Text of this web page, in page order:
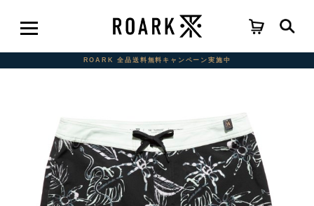
ROARK 全品送料無料キャンペーン実施中